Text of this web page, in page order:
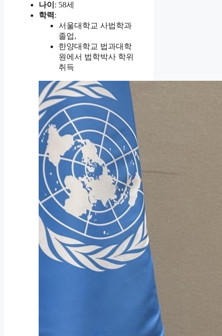
나이 : 58세
학력 :
서울대학교 사법학과
졸업,
한양대학교 법과대학
원에서 법학박사 학위
취득